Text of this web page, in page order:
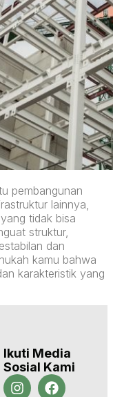
pembangunan
lainnya,
tidak bisa
struktur,
dan
kamu bahwa
karakteristik yang
Ikuti Media
Sosial Kami